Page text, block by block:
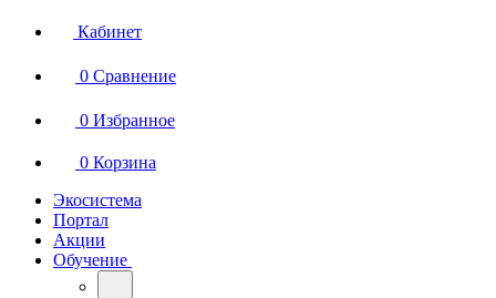
Кабинет
0 Сравнение
0 Избранное
0 Корзина
Экосистема
Портал
Акции
Обучение